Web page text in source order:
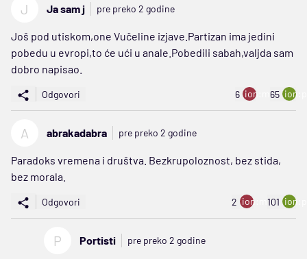
J Ja sam j pre preko 2 godine
Još pod utiskom,one Vučeline izjave.Partizan ima jedini
pobedu u evropi,to će ući u anale.Pobedili sabah,valjda sam
dobro napisao.
Odgovori 6 ion:minus
65
A abrakadabra pre preko 2 godine
Paradoks vremena i društva. Bezkrupoloznost, bez stida,
bez morala.
Odgovori 2 ion:minus
101
P Portisti pre preko 2 godine